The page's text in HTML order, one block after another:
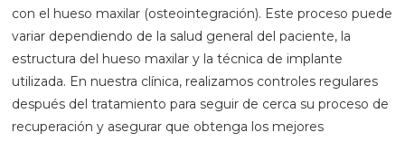
con el hueso maxilar (osteointegración). Este proceso puede
variar dependiendo de la salud general del paciente, la
estructura del hueso maxilar y la técnica de implante
utilizada. En nuestra clínica, realizamos controles regulares
después del tratamiento para seguir de cerca su proceso de
recuperación y asegurar que obtenga los mejores